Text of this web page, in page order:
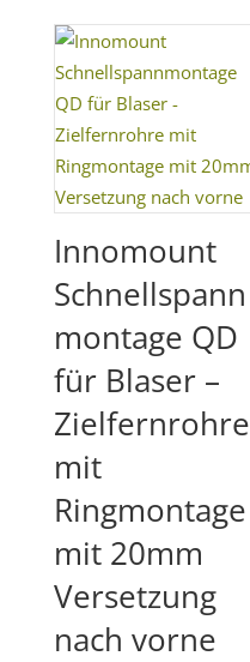
Innomount
Schnellspann
montage QD
für Blaser –
Zielfernrohre
mit
Ringmontage
mit 20mm
Versetzung
nach vorne